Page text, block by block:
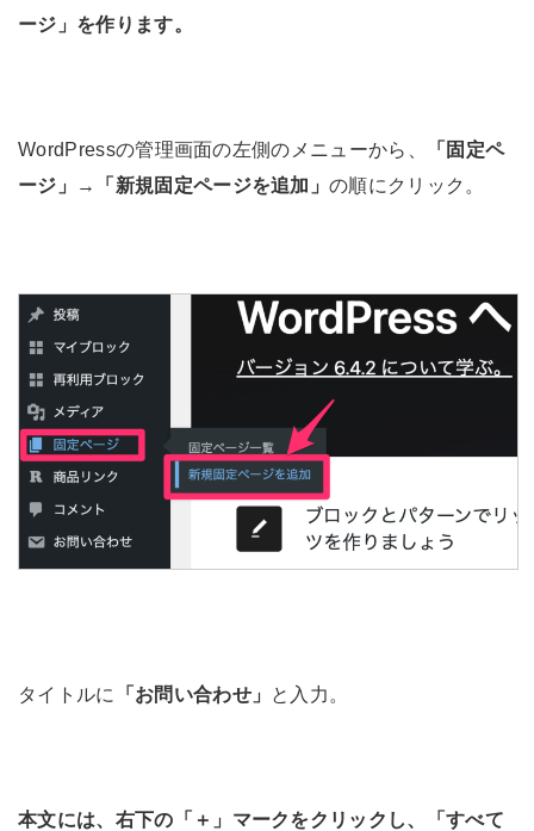
ージ」を作ります。
WordPressの管理画面の左側のメニューから、
「固定ペ
ージ」
→ 「新規固定ページを追加」の順にクリック。
タイトルに 「お問い合わせ」 と入力。
本文には、右下の「＋」マークをクリックし、「すべて